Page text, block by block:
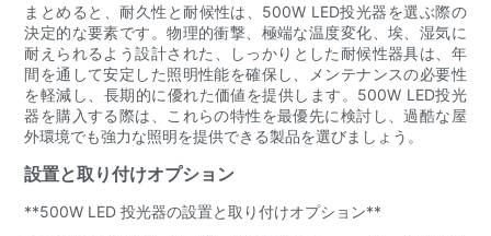
まとめると、耐久性と耐候性は、500W LED投光器を選ぶ際の
決定的な要素です。物理的衝撃、極端な温度変化、埃、湿気に
耐えられるよう設​​計された、しっかりとした耐候性器具は、年
間を通して安定した照明性能を確保し、メンテナンスの必要性
を軽減し、長期的に優れた価値を提供します。500W LED投光
器を購入する際は、これらの特性を最優先に検討し、過酷な屋
外環境でも強力な照明を提供できる製品を選びましょう。
設置と取り付けオプション
**500W LED 投光器の設置と取り付けオプション**